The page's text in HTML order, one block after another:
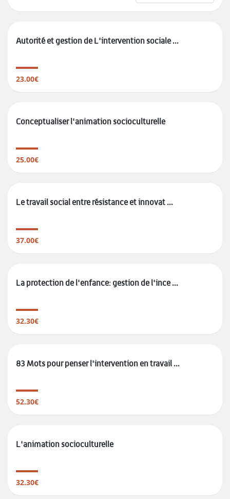
Autorité et gestion de L'intervention sociale ...
23.00€
Conceptualiser l'animation socioculturelle
25.00€
Le travail social entre résistance et innovat ...
37.00€
La protection de l'enfance: gestion de l'ince ...
32.30€
83 Mots pour penser l'intervention en travail ...
52.30€
L'animation socioculturelle
32.30€